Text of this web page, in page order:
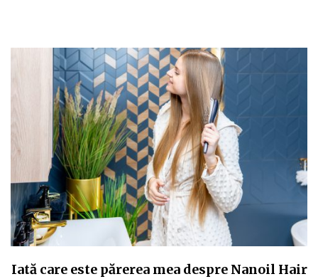
Iată care este părerea mea despre Nanoil Hair